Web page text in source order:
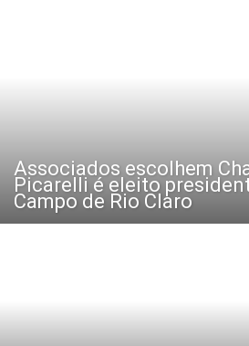
Associados escolhem
Picarelli é eleito
Campo de Rio Claro